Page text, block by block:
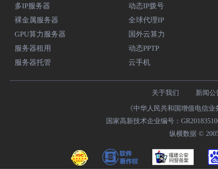
多IP服务器
裸金属服务器
GPU算力服务器
服务器租用
服务器托管
动态IP拨号
全球代理IP
国外云算力
动态PPTP
云手机
关于我们 新闻公
《中华人民共和国增值电信
国家高新技术企业编号：
纵横数据 ©